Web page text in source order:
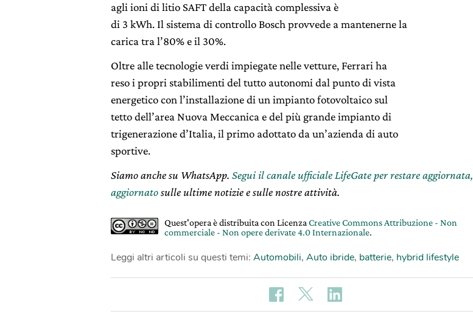
agli ioni di litio SAFT della capacità complessiva è
di 3 kWh. Il sistema di controllo Bosch provvede a mantenerne la
carica tra l’80% e il 30%.
Oltre alle tecnologie verdi impiegate nelle vetture, Ferrari ha
reso i propri stabilimenti del tutto autonomi dal punto di vista
energetico con l’installazione di un impianto fotovoltaico sul
tetto dell’area Nuova Meccanica e del più grande impianto di
trigenerazione d’Italia, il primo adottato da un’azienda di auto
sportive.
Siamo anche su WhatsApp. Segui il canale ufficiale LifeGate per restare aggiornata,
aggiornatosulle ultime notizie e sulle nostre attività.
Quest'opera è distribuita con Licenza Creative Commons Attribuzione - Non
commerciale - Non opere derivate 4.0 Internazionale.
Leggi altri articoli su questi temi: Automobili, Auto ibride, batterie, hybrid lifestyle